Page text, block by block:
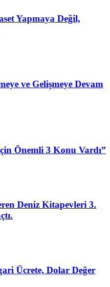
Yapmaya Değil,
ve Gelişmeye Devam
Önemli 3 Konu Vardı”
Deniz Kitapevleri 3.
Ücrete, Dolar Değer